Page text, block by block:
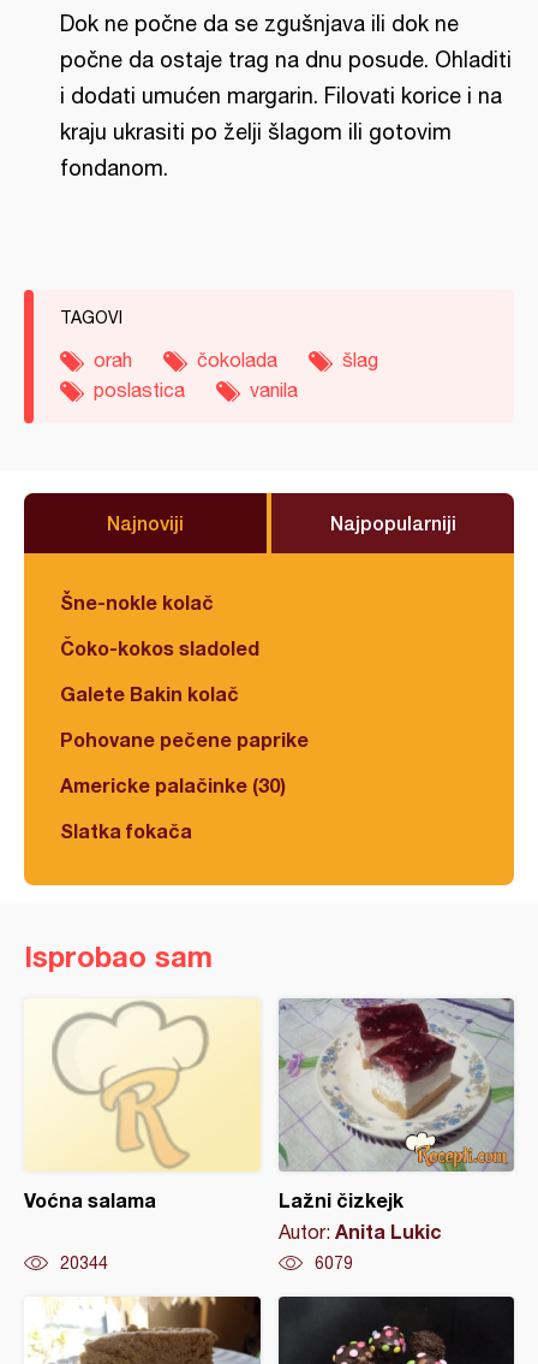
Dok ne počne da se zgušnjava ili dok ne
počne da ostaje trag na dnu posude. Ohladiti
i dodati umućen margarin. Filovati korice i na
kraju ukrasiti po želji šlagom ili gotovim
fondanom.
TAGOVI
orah čokolada
šlag
poslastica
vanila
Najnoviji Najpopularniji
Šne-nokle kolač
Čoko-kokos sladoled
Galete Bakin kolač
Pohovane pečene paprike
Americke palačinke (30)
Slatka fokača
Isprobao sam
Voćna salama
20344
Lažni čizkejk
Autor: Anita Lukic
6079